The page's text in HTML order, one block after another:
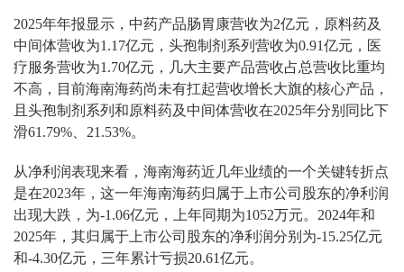
2025年年报显示，中药产品肠胃康营收为2亿元，原料药及
中间体营收为1.17亿元，头孢制剂系列营收为0.91亿元，医
疗服务营收为1.70亿元，几大主要产品营收占总营收比重均
不高，目前海南海药尚未有扛起营收增长大旗的核心产品，
且头孢制剂系列和原料药及中间体营收在2025年分别同比下
滑61.79%、21.53%。
从净利润表现来看，海南海药近几年业绩的一个关键转折点
是在2023年，这一年海南海药归属于上市公司股东的净利润
出现大跌，为-1.06亿元，上年同期为1052万元。2024年和
2025年，其归属于上市公司股东的净利润分别为-15.25亿元
和-4.30亿元，三年累计亏损20.61亿元。